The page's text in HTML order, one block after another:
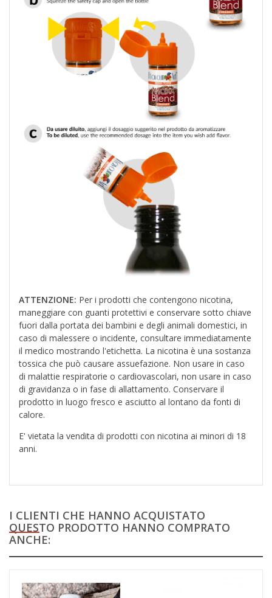
ATTENZIONE: Per i prodotti che contengono nicotina,
maneggiare con guanti protettivi e conservare sotto chiave
fuori dalla portata dei bambini e degli animali domestici, in
caso di malessere o incidente, consultare immediatamente
il medico mostrando l'etichetta. La nicotina è una sostanza
tossica che può causare assuefazione. Non usare in caso
di malattie respiratorie o cardiovascolari, non usare in caso
di gravidanza o in fase di allattamento. Conservare il
prodotto in luogo fresco e asciutto al lontano da fonti di
calore.
E' vietata la vendita di prodotti con nicotina ai minori di 18
anni.
I CLIENTI CHE HANNO ACQUISTATO
QUESTO PRODOTTO HANNO COMPRATO
ANCHE: